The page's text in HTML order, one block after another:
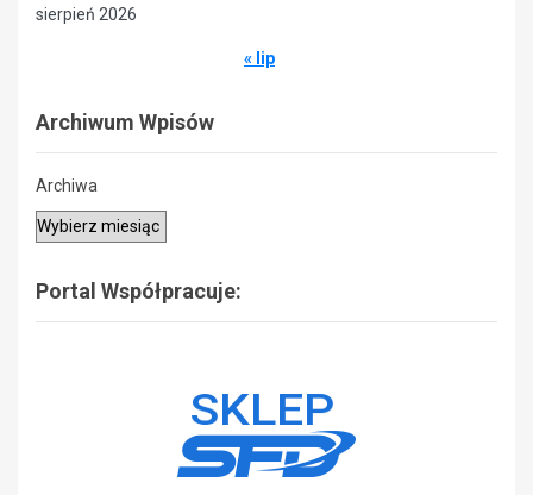
sierpień 2026
« lip
Archiwum Wpisów
Archiwa
Portal Współpracuje: